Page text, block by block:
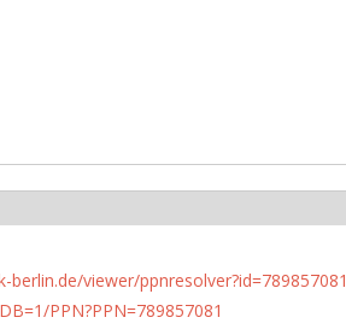
berlin.de/viewer/ppnresolver?id=789857081
PPN?PPN=789857081